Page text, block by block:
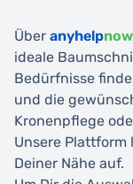
Über anyhelpnow
ideale
Bedürfnisse
und die
Kronenpflege
Unsere
Deiner Nähe auf.